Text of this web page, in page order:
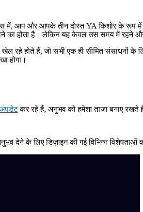
में, आप और आपके तीन दोस्त YA किशोर के रूप में
का होता है। लेकिन यह केवल उस समय में रहने
होते हैं, जो सभी एक ही सीमित संसाधनों के
होगा।
कर रहे हैं, अनुभव को हमेशा ताजा बनाए रखते
देने के लिए डिज़ाइन की गई विभिन्न विशेषताओं